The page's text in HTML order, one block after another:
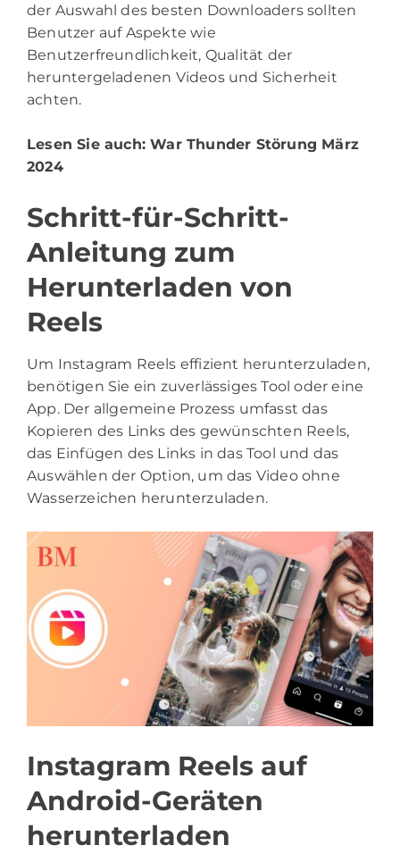
der Auswahl des besten Downloaders sollten
Benutzer auf Aspekte wie
Benutzerfreundlichkeit, Qualität der
heruntergeladenen Videos und Sicherheit
achten.
Lesen Sie auch:War Thunder Störung März
2024
Schritt-für-Schritt-
Anleitung zum
Herunterladen von
Reels
Um Instagram Reels effizient herunterzuladen,
benötigen Sie ein zuverlässiges Tool oder eine
App. Der allgemeine Prozess umfasst das
Kopieren des Links des gewünschten Reels,
das Einfügen des Links in das Tool und das
Auswählen der Option, um das Video ohne
Wasserzeichen herunterzuladen.
Instagram Reels auf
Android-Geräten
herunterladen